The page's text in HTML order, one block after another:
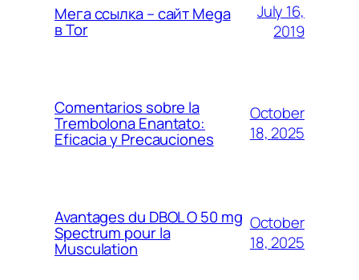
Мега ссылка – сайт Mega
в Tor
July 16,
2019
Comentarios sobre la
Trembolona Enantato:
Eficacia y Precauciones
October
18, 2025
Avantages du DBOL O 50 mg
Spectrum pour la
Musculation
October
18, 2025